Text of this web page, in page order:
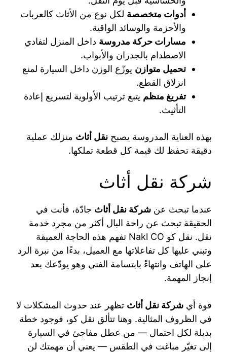
أدوات متخصصة لكل نوع من الأثاث كالعربات
والأحزمة والوسائد الواقية.
مسارات حركة مدروسة داخل المنزل لتفادي
الاصطدام بالجدران والأبواب.
تحميل متوازن يوزّع الوزن داخل السيارة لمنع
انزلاق القطع.
تفريغ منظم يتبع ترتيب الأولوية لتسريع إعادة
التأثيث.
بهذه العناية المدروسة يصبح نقل أثاث منزلك عملية
دقيقة تحفظ لك قيمة كل قطعة تملكها.
شركة نقل أثاث
عندما تبحث عن شركة نقل أثاث جادّة، فأنت في
الحقيقة تبحث عن راحة البال أكثر من مجرد خدمة
نقل. نقل كو Nakl CO تفهم هذه الحاجة العميقة
وتبني عليها كل تفاعلاتها مع العميل، بدءًا من نبرة الرد
على الهاتف وانتهاءً بابتسامة الفني وهو يودّعك بعد
إنجاز المهمة.
قوة أي شركة نقل أثاث تظهر عند حدوث المشكلات لا
في الظروف المثالية. وهنا تتألق نقل كو، فوجود خطة
بديلة لكل احتمال — من عطل مفاجئ في السيارة
إلى تغيّر مباغت في الطقس — يعني أن مهمتك لن